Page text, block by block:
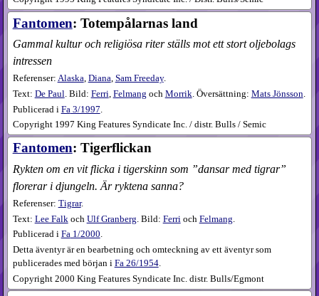
Fantomen: Totempålarnas land
Gammal kultur och religiösa riter ställs mot ett stort oljebolags
intressen
Referenser: Alaska, Diana, Sam Freeday.
Text: De Paul. Bild: Ferri, Felmang och Morrik. Översättning: Mats Jönsson.
Publicerad i Fa 3​/1997
Copyright 1997 King Features Syndicate Inc. / distr. Bulls / Semic
Fantomen: Tigerflickan
Rykten om en vit flicka i tigerskinn som ”dansar med tigrar”
florerar i djungeln. Är ryktena sanna?
Referenser: Tigrar.
Text: Lee Falkoch Ulf Granberg. Bild: Ferrioch Felmang.
Publicerad i Fa1​/2000.
Detta äventyr är en bearbetning och omteckning av ett äventyr som
publicerades med början i Fa 26/1954.
Copyright 2000 King Features Syndicate Inc. distr. Bulls/Egmont